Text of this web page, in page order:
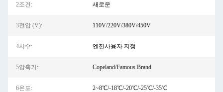
2조건: 새로운
3전압 (V): 110V/220V/380V/450V
4치수: 엔진사용자 지정
5압축기: Copeland/Famous Brand
6온도: 2~8℃/-18℃/-20℃/-25℃/-35℃